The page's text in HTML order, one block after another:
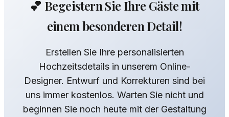
💕 Begeistern Sie Ihre Gäste mit
einem besonderen Detail!
Erstellen Sie Ihre personalisierten
Hochzeitsdetails in unserem Online-
Designer. Entwurf und Korrekturen sind bei
uns immer kostenlos. Warten Sie nicht und
beginnen Sie noch heute mit der Gestaltung